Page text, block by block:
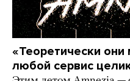
«Теоретически они
любой сервис